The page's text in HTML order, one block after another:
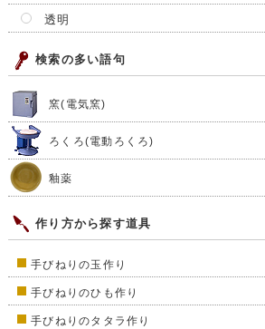
透明
検索の多い語句
窯(電気窯)
ろくろ(電動ろくろ)
釉薬
作り方から探す道具
手びねりの玉作り
手びねりのひも作り
手びねりのタタラ作り